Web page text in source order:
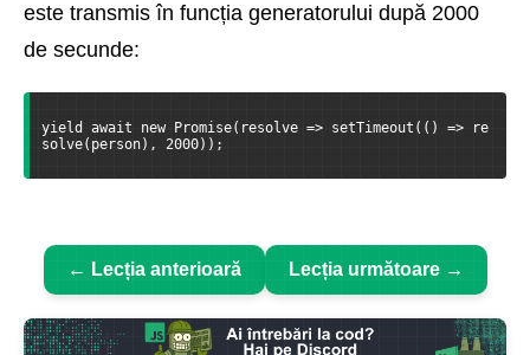
este transmis în funcția generatorului după 2000
de secunde:
yield await new Promise(resolve => setTimeout(() => re
solve(person), 2000));
← Lecția anterioară Lecția următoare →